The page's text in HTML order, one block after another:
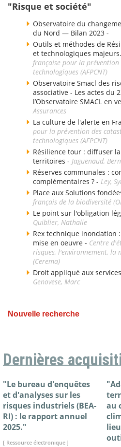
"Risque et société"
Observatoire du
du Nord — Bilan 2023 -
Outils et méthodes de
et technologiques
française pour la
technologiques (AFPCNT)
Observatoire Smacl des
associative - Les actes du
l’Observatoire SMACL en
Assurances
La culture de l'alerte en
pour la prévention des
technologiques (AFPCNT)
Résilience tour : diffuser
territoires - Jaguenaud,
Réserves communales :
complémentaires ? - Ley,
Place aux Solutions
français de la biodiversité
Le point sur l'obligation
Quiblier, Nathalie
Rex technique inondation
mise en oeuvre - Centre
risques, l'environnement, la
(Cerema)
Droit appliqué aux
Genovese, Marc
Nouvelle recherche
Dernières
"Le bureau d'enquêtes
et d'analyses sur les
risques industriels (BEA-
RI) : le rapport annuel
2025."
[ Ressource électronique ]
au